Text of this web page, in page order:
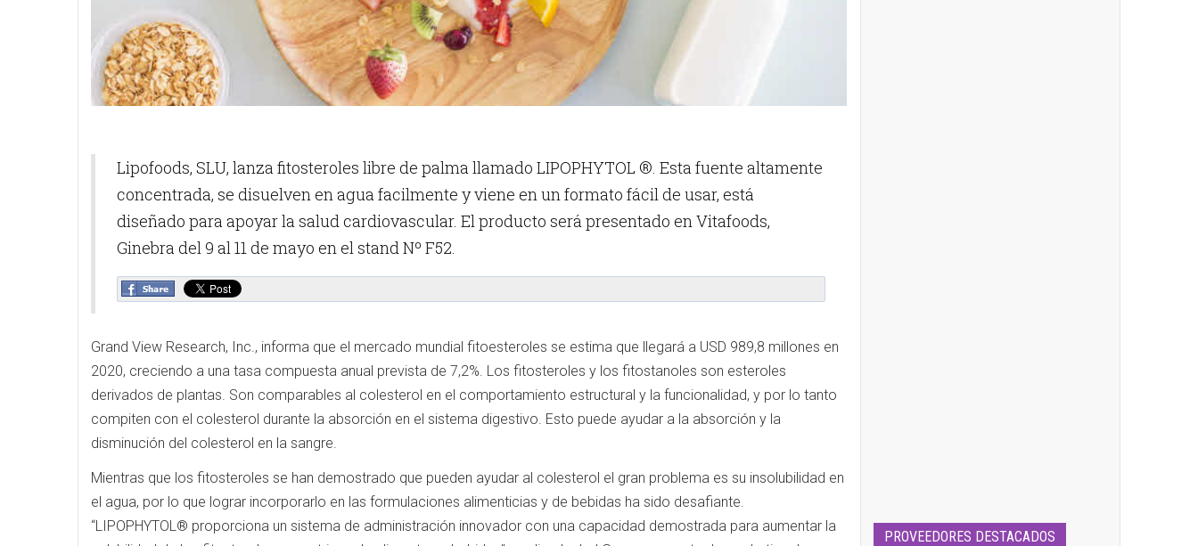
Lipofoods, SLU, lanza fitosteroles libre de palma llamado LIPOPHYTOL ®. Esta fuente altamente
concentrada, se disuelven en agua facilmente y viene en un formato fácil de usar, está
diseñado para apoyar la salud cardiovascular. El producto será presentado en Vitafoods,
Ginebra del 9 al 11 de mayo en el stand Nº F52.
Grand View Research, Inc., informa que el mercado mundial fitoesteroles se estima que llegará a USD 989,8 millones en
2020, creciendo a una tasa compuesta anual prevista de 7,2%. Los fitosteroles y los fitostanoles son esteroles
derivados de plantas. Son comparables al colesterol en el comportamiento estructural y la funcionalidad, y por lo tanto
compiten con el colesterol durante la absorción en el sistema digestivo. Esto puede ayudar a la absorción y la
disminución del colesterol en la sangre.
Mientras que los fitosteroles se han demostrado que pueden ayudar al colesterol el gran problema es su insolubilidad en
el agua, por lo que lograr incorporarlo en las formulaciones alimenticias y de bebidas ha sido desafiante.
“LIPOPHYTOL® proporciona un sistema de administración innovador con una capacidad demostrada para aumentar la
PROVEEDORES DESTACADOS